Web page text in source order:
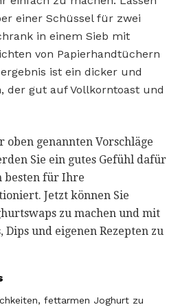
einer Schüssel für zwei
in einem Sieb mit
von Papierhandtüchern
ist ein dicker und
der gut auf Vollkorntoast und
oben genannten Vorschläge
Sie ein gutes Gefühl dafür
besten für Ihre
Jetzt können Sie
zu machen und mit
und eigenen Rezepten zu
fettarmen Joghurt zu